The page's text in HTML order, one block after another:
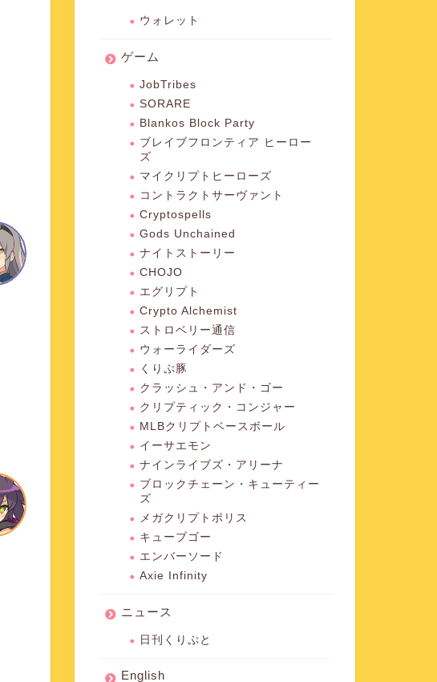
ウォレット
ゲーム
JobTribes
SORARE
Blankos Block Party
ブレイブフロンティア ヒーロー
ズ
マイクリプトヒーローズ
コントラクトサーヴァント
Cryptospells
Gods Unchained
ナイトストーリー
CHOJO
エグリプト
Crypto Alchemist
ストロベリー通信
ウォーライダーズ
くりぷ豚
クラッシュ・アンド・ゴー
クリプティック・コンジャー
MLBクリプトベースボール
イーサエモン
ナインライブズ・アリーナ
ブロックチェーン・キューティー
ズ
メガクリプトポリス
キューブゴー
エンバーソード
Axie Infinity
ニュース
日刊くりぷと
English